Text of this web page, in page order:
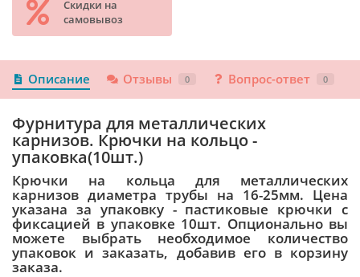
Скидки на
самовывоз
Описание Отзывы 0 Вопрос-ответ 0
Фурнитура для металлических
карнизов. Крючки на кольцо -
упаковка(10шт.)
Крючки на кольца для металлических
карнизов диаметра трубы на 16-25мм. Цена
указана за упаковку - пастиковые крючки с
фиксацией в упаковке 10шт. Опционально вы
можете выбрать необходимое количество
упаковок и заказать, добавив его в корзину
заказа.